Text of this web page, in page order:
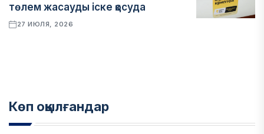
төлем жасауды іске қосуда
27 ИЮЛЯ, 2026
Көп оқылғандар